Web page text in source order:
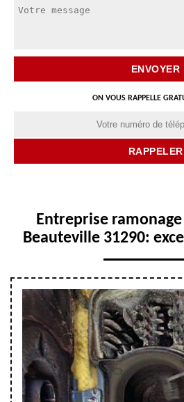
ON VOUS RAPPELLE
Entreprise
Beauteville 31290: